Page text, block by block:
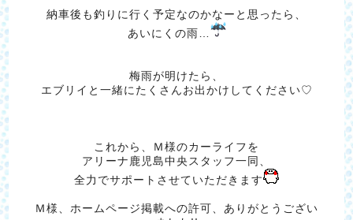
納車後も釣りに行く予定なのかなーと思ったら、
あいにくの雨…
梅雨が明けたら、
エブリイと一緒にたくさんお出かけしてください♡
これから、Ｍ様のカーライフを
アリーナ鹿児島中央スタッフ一同、
全力でサポートさせていただきます
Ｍ様、ホームページ掲載への許可、ありがとうござい